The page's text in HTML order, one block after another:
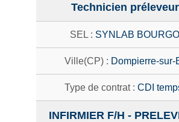
Technicien
SYNLAB
Dompierre-sur-
CDI
INFIRMIER F/H -